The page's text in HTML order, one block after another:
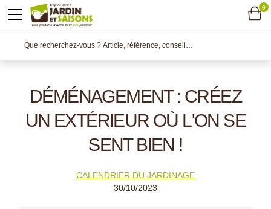
DÉMÉNAGEMENT : CRÉEZ
UN EXTÉRIEUR OÙ L'ON SE
SENT BIEN !
CALENDRIER DU JARDINAGE
30/10/2023
0